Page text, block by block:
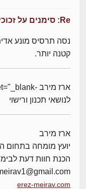
Re: סימנים על זכוכית במקלחון
נסה תרסיס מונע
קטנה יותר.
לנושאי תכנון
ארז מירב
יועץ מומחה בתחום
הכנת חוות דעת
erez-meirav.com